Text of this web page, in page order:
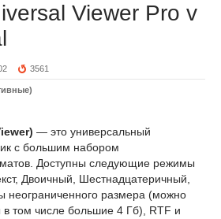
Viewer Pro v
3561
— это универсальный
с большим набором
Доступны следующие режимы
Двоичный, Шестнадцатеричный,
размера (можно
том числе большие 4 Гб), RTF и